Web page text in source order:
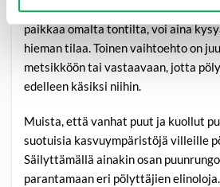
olemassa olevia puita ja pensaita.
paikkaa omalta tontilta, voi aina
hieman tilaa. Toinen vaihtoehto on
metsikköön tai vastaavaan, jotta
edelleen käsiksi niihin.
Muista, että vanhat puut ja kuollut
suotuisia kasvuympäristöjä villeille
Säilyttämällä ainakin osan
parantamaan eri pölyttäjien elinoloja.